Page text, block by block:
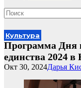
Культура
Программа Дня
единства 2024 в
Дарья
Окт 30, 2024